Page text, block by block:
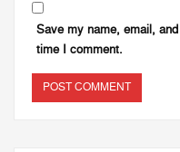
Save my name, email,
time I comment.